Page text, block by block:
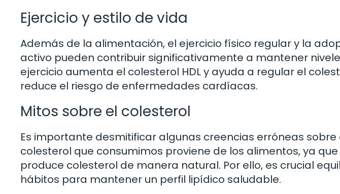
Ejercicio y estilo de vida
Además de la alimentación, el ejercicio físico regular y la
activo pueden contribuir significativamente a mantener
ejercicio aumenta el colesterol HDL y ayuda a regular el
reduce el riesgo de enfermedades cardíacas.
Mitos sobre el colesterol
Es importante desmitificar algunas creencias erróneas sobre
colesterol que consumimos proviene de los alimentos, ya
produce colesterol de manera natural. Por ello, es crucial
hábitos para mantener un perfil lipídico saludable.